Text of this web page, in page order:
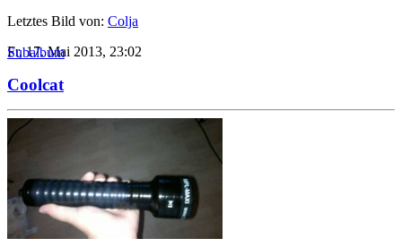
Letztes Bild von: Colja
Fr, 17. Mai 2013, 23:02
Subalbum
Coolcat